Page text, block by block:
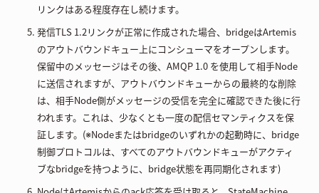
リンクはある程度存在し続けます。
発信TLS 1.2リンクが正常に作成された場合、bridgeはArtemis
のアウトバウンドキュー上にコンシューマをオープンします。
保留中のメッセージはその後、AMQP 1.0 を使用して相手Node
に送信されますが、アウトバウンドキューからの最終的な削除
は、相手Node側がメッセージの受信を完全に確認できた後に行
われます。これは、少なくとも一度の配信セマンティクスを保
証します。(※Nodeまたはbridgeのいずれかの起動時に、bridge
制御プロトコルは、すべてのアウトバウンドキューがアクティ
ブなbridgeを持つように、bridge状態を再同期化されます)